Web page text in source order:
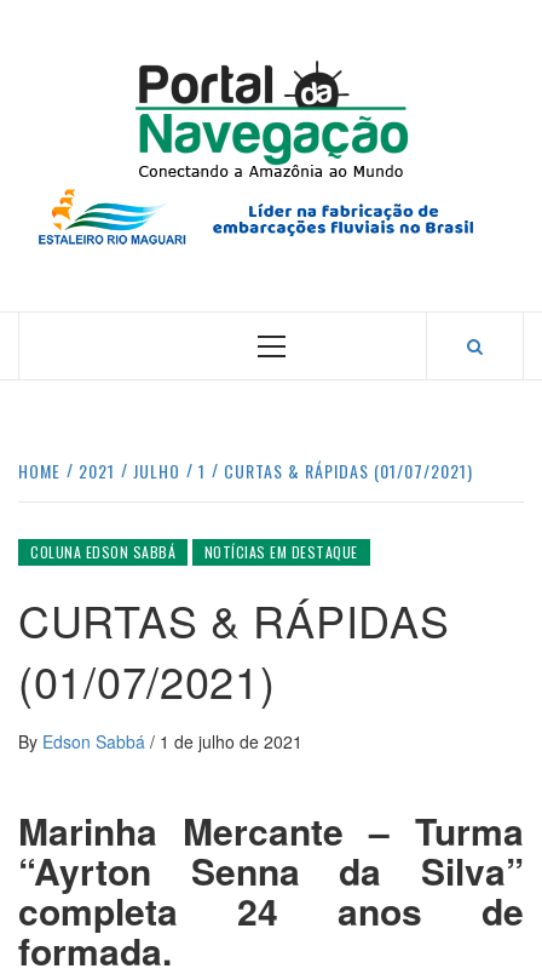
CONECTANDO A AMAZÔNIA COM O MUNDO.
Primary
HOME 2021 JULHO 1 CURTAS & RÁPIDAS (01/07/2021)
COLUNA EDSON SABBÁ NOTÍCIAS EM DESTAQUE
CURTAS & RÁPIDAS
(01/07/2021)
By Edson Sabbá / 1 de julho de 2021
Marinha Mercante – Turma
“Ayrton Senna da Silva”
completa 24 anos de
formada.